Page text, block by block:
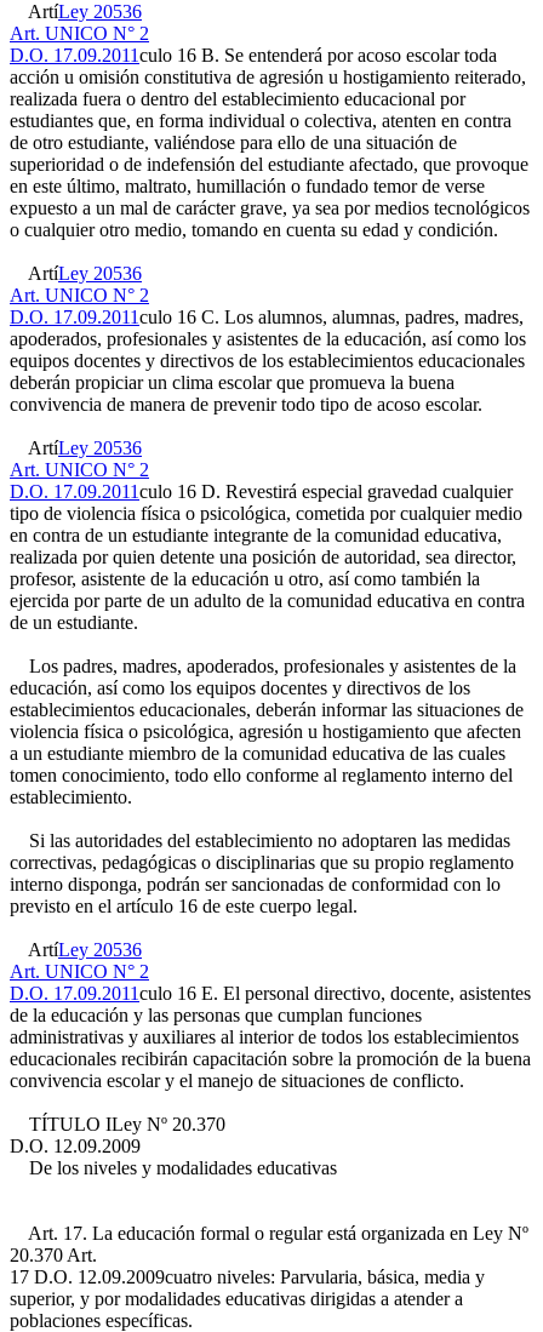
ArtíLey 20536
Art. UNICO N° 2
D.O. 17.09.2011culo 16 B. Se entenderá por acoso escolar toda
acción u omisión constitutiva de agresión u hostigamiento reiterado,
realizada fuera o dentro del establecimiento educacional por
estudiantes que, en forma individual o colectiva, atenten en contra
de otro estudiante, valiéndose para ello de una situación de
superioridad o de indefensión del estudiante afectado, que provoque
en este último, maltrato, humillación o fundado temor de verse
expuesto a un mal de carácter grave, ya sea por medios tecnológicos
o cualquier otro medio, tomando en cuenta su edad y condición.
ArtíLey 20536
Art. UNICO N° 2
D.O. 17.09.2011culo 16 C. Los alumnos, alumnas, padres, madres,
apoderados, profesionales y asistentes de la educación, así como los
equipos docentes y directivos de los establecimientos educacionales
deberán propiciar un clima escolar que promueva la buena
convivencia de manera de prevenir todo tipo de acoso escolar.
ArtíLey 20536
Art. UNICO N° 2
D.O. 17.09.2011culo 16 D. Revestirá especial gravedad cualquier
tipo de violencia física o psicológica, cometida por cualquier medio
en contra de un estudiante integrante de la comunidad educativa,
realizada por quien detente una posición de autoridad, sea director,
profesor, asistente de la educación u otro, así como también la
ejercida por parte de un adulto de la comunidad educativa en contra
de un estudiante.
Los padres, madres, apoderados, profesionales y asistentes de la
educación, así como los equipos docentes y directivos de los
establecimientos educacionales, deberán informar las situaciones de
violencia física o psicológica, agresión u hostigamiento que afecten
a un estudiante miembro de la comunidad educativa de las cuales
tomen conocimiento, todo ello conforme al reglamento interno del
establecimiento.
Si las autoridades del establecimiento no adoptaren las medidas
correctivas, pedagógicas o disciplinarias que su propio reglamento
interno disponga, podrán ser sancionadas de conformidad con lo
previsto en el artículo 16 de este cuerpo legal.
ArtíLey 20536
Art. UNICO N° 2
D.O. 17.09.2011culo 16 E. El personal directivo, docente, asistentes
de la educación y las personas que cumplan funciones
administrativas y auxiliares al interior de todos los establecimientos
educacionales recibirán capacitación sobre la promoción de la buena
convivencia escolar y el manejo de situaciones de conflicto.
TÍTULO ILey Nº 20.370
D.O. 12.09.2009
De los niveles y modalidades educativas
Art. 17. La educación formal o regular está organizada en Ley Nº
20.370 Art.
17 D.O. 12.09.2009cuatro niveles: Parvularia, básica, media y
superior, y por modalidades educativas dirigidas a atender a
poblaciones específicas.